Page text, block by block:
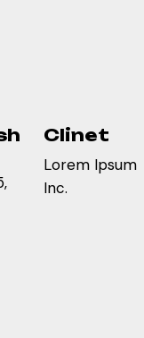
Clinet
Lorem Ipsum
Inc.